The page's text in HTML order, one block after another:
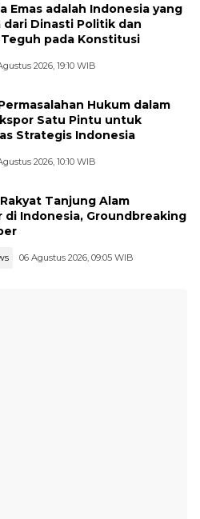
Emas adalah Indonesia yang
dari Dinasti Politik dan
pada Konstitusi
2026, 19:10 WIB
Hukum dalam
Satu Pintu untuk
Strategis Indonesia
2026, 10:10 WIB
Tanjung Alam
di Indonesia, Groundbreaking
06 Agustus 2026, 09:05 WIB